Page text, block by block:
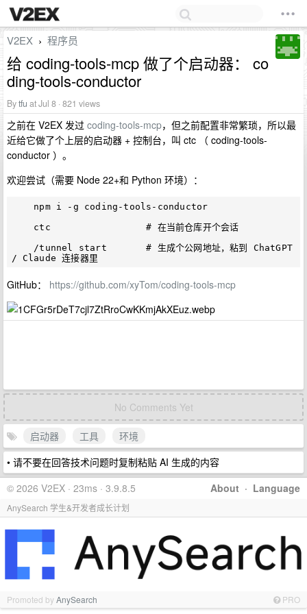
V2EX › 程序员
给 coding-tools-mcp 做了个启动器： co
ding-tools-conductor
Bytfu at Jul 8 · 821 views
之前在 V2EX 发过 coding-tools-mcp，但之前配置非常繁琐，所以最
近给它做了个上层的启动器 + 控制台，叫 ctc （ coding-tools-
conductor ）。
欢迎尝试（需要 Node 22+和 Python 环境）：
GitHub： https://github.com/xyTom/coding-tools-mcp
No Comments Yet
启动器 工具
环境
• 请不要在回答技术问题时复制粘贴 AI 生成的内容
About · Language
© 2026 V2EX · 23ms · 3.9.8.5
AnySearch 学生&开发者成长计划
Promoted byAnySearch PRO